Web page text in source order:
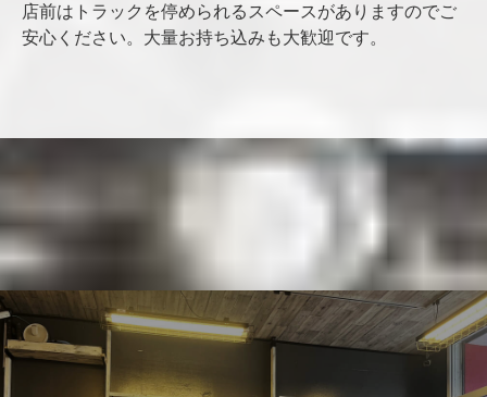
店前はトラックを停められるスペースがありますのでご
安心ください。大量お持ち込みも大歓迎です。